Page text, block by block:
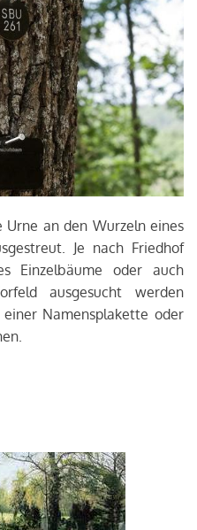
an den Wurzeln eines
Je nach Friedhof
Einzelbäume oder auch
ausgesucht werden
Namensplakette oder